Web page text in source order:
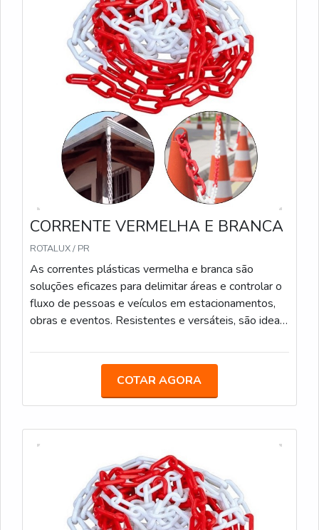
CORRENTE VERMELHA E BRANCA
ROTALUX / PR
As correntes plásticas vermelha e branca são
soluções eficazes para delimitar áreas e controlar o
fluxo de pessoas e veículos em estacionamentos,
obras e eventos. Resistentes e versáteis, são ideais
utilizadas para calha de chuva. Elos de 6mm e 8mm
COTAR AGORA